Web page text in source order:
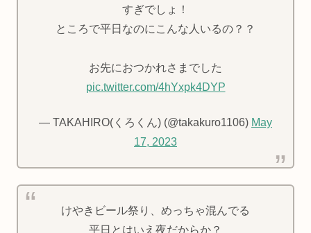
すぎでしょ！
ところで平日なのにこんな人いるの？？
お先におつかれさまでした
pic.twitter.com/4hYxpk4DYP
— TAKAHIRO(くろくん) (@takakuro1106) May
17, 2023
けやきビール祭り、めっちゃ混んでる
平日とはいえ夜だからか？